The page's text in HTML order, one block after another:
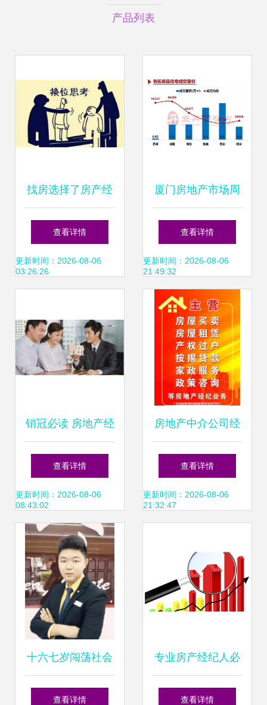
产品列表
找房选择了房产经
纪人，就请尊重他
们的专业服务
查看详情
更新时间：2026-08-06
03:26:26
厦门房地产市场周
报 房地产经纪服务
动态与市场观察
查看详情
更新时间：2026-08-06
21:49:32
销冠必读 房地产经
纪人高效沟通指南
——与房东的交流
话术与心法
查看详情
更新时间：2026-08-06
08:43:02
房地产中介公司经
营范围灯箱图片 专
业经纪服务的视觉
查看详情
更新时间：2026-08-06
21:32:47
十六七岁闯荡社会
那些过早离开校园
查看详情
专业房产经纪人必
备的核心能力与职
查看详情